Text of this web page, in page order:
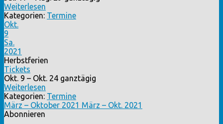
Weiterlesen
Kategorien: Termine
Okt.
9
Sa.
2021
Herbstferien
Tickets
Okt. 9 – Okt. 24 ganztägig
Weiterlesen
Kategorien: Termine
März – Oktober 2021 März – Okt. 2021
Abonnieren